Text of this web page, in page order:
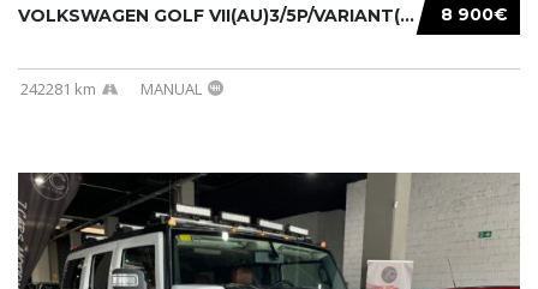
8 900€
VOLKSWAGEN GOLF VII(AU)3/5P/VARIANT(12-16 20...
242281 km MANUAL